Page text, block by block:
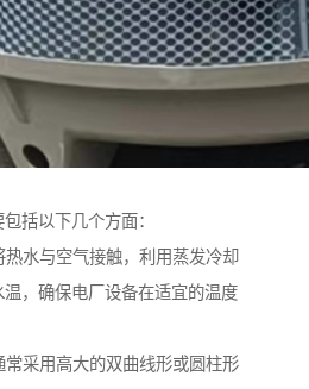
括以下几个方面：
热水与空气接触，利用蒸发冷却
，确保电厂设备在适宜的温度
采用高大的双曲线形或圆柱形